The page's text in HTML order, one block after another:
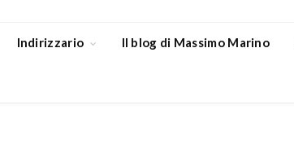
Indirizzario Il blog di Massimo Marino